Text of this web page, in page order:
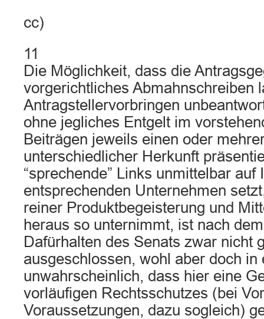
cc)
11
Die Möglichkeit, dass die
vorgerichtliches Abmahnschreiben
Antragstellervorbringen
ohne jegliches Entgelt im
Beiträgen jeweils einen oder
unterschiedlicher Herkunft
“sprechende” Links unmittelbar auf
entsprechenden Unternehmen
reiner Produktbegeisterung und
heraus so unternimmt, ist nach
Dafürhalten des Senats zwar nicht
ausgeschlossen, wohl aber doch in
unwahrscheinlich, dass hier eine
vorläufigen Rechtsschutzes (bei
Voraussetzungen, dazu sogleich)